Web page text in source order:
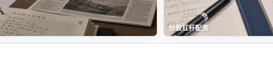
炒股杠杆配资